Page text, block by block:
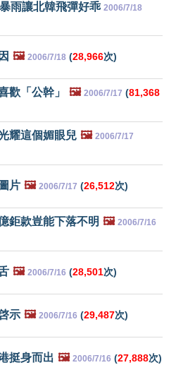
雨讓北韓飛彈好乖 2006/7/18
🖼️ 2006/7/18 (28,966次)
歡「公幹」 🖼️ 2006/7/17 (81,368
耀這個媚眼兒 🖼️ 2006/7/17
片 🖼️ 2006/7/17 (26,512次)
鉅款豈能下落不明 🖼️ 2006/7/16
🖼️ 2006/7/16 (28,501次)
示 🖼️ 2006/7/16 (29,487次)
挺身而出 🖼️ 2006/7/16 (27,888次)